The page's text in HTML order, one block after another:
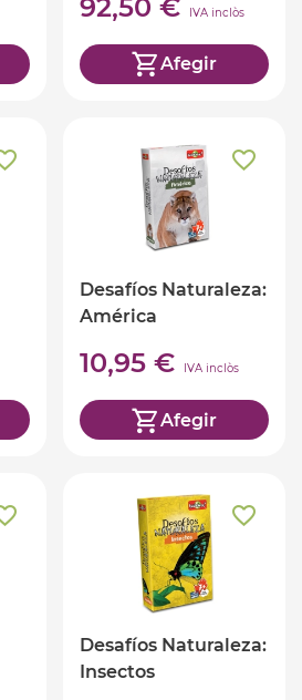
92,50 € IVA inclòs
Afegir
Desafíos Naturaleza:
América
10,95 € IVA inclòs
Afegir
Desafíos Naturaleza:
Insectos